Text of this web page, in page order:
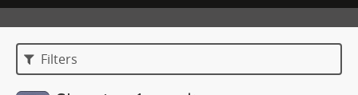
Filters